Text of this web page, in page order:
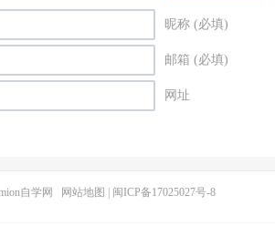
昵称 (必填)
邮箱 (必填)
网址
自学网 网站地图 闽ICP备17025027号-8